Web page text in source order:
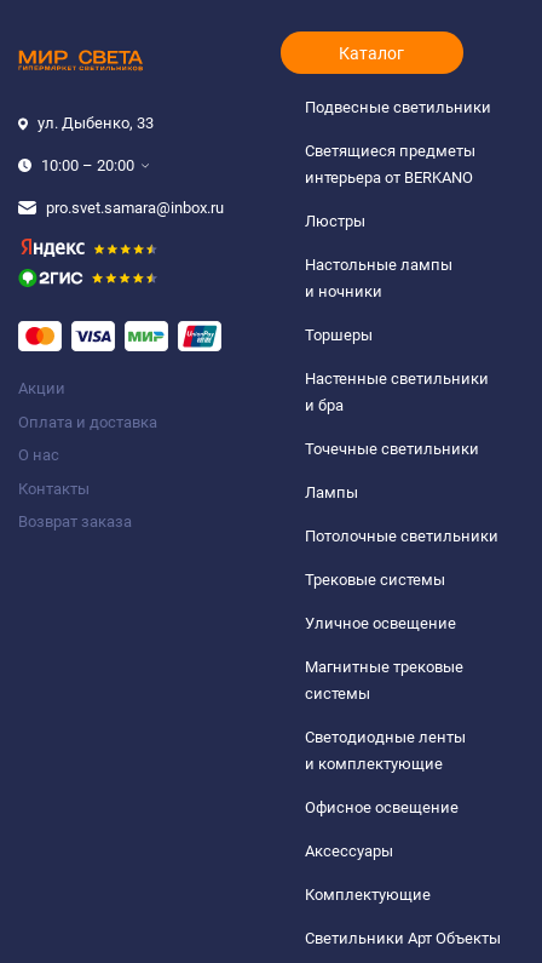
ул. Дыбенко, 33
10:00 – 20:00
pro.svet.samara@inbox.ru
Акции
Оплата и доставка
О нас
Контакты
Возврат заказа
Каталог
Подвесные светильники
Светящиеся предметы
интерьера от BERKANO
Люстры
Настольные лампы
и ночники
Торшеры
Настенные светильники
и бра
Точечные светильники
Лампы
Потолочные светильники
Трековые системы
Уличное освещение
Магнитные трековые
системы
Светодиодные ленты
и комплектующие
Офисное освещение
Аксессуары
Комплектующие
Светильники Арт Объекты